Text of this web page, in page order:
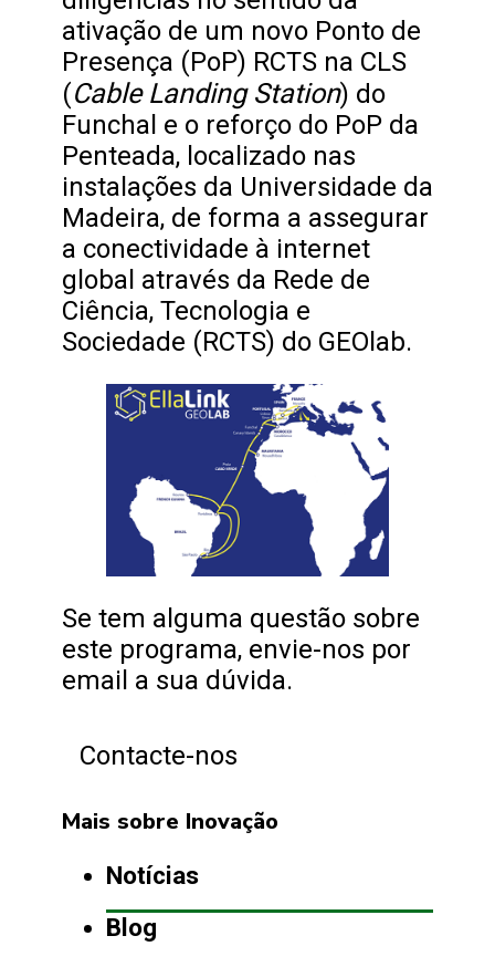
ativação de um novo Ponto de
Presença (PoP) RCTS na CLS
(Cable Landing Station) do
Funchal e o reforço do PoP da
Penteada, localizado nas
instalações da Universidade da
Madeira, de forma a assegurar
a conectividade à internet
global através da Rede de
Ciência, Tecnologia e
Sociedade (RCTS) do GEOlab.
Se tem alguma questão sobre
este programa, envie-nos por
email a sua dúvida.
Contacte-nos
Mais sobre Inovação
Notícias
Blog